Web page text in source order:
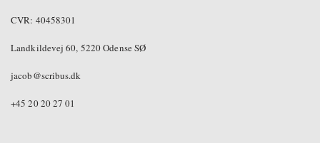
CVR: 40458301
Landkildevej 60, 5220 Odense SØ
jacob@scribus.dk
+45 20 20 27 01